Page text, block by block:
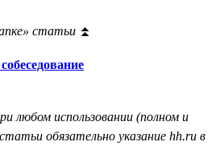
статьи ⏫
любом использовании (полном и
обязательно указание hh.ru в